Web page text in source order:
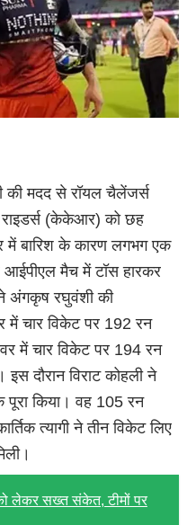
की मदद से रॉयल चैलेंजर्स
(केकेआर) को छह
में बारिश के कारण लगभग एक
मैच में टॉस हारकर
अंगकृष रघुवंशी की
में चार विकेट पर 192 रन
में चार विकेट पर 194 रन
दौरान विराट कोहली ने
किया। वह 105 रन
त्यागी ने तीन विकेट लिए
लेकर सख्त संकेत, टीमों पर